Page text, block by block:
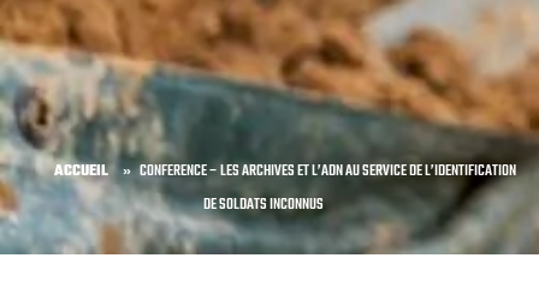
ACCUEIL » CONFERENCE – LES ARCHIVES ET L’ADN AU SERVICE DE L’IDENTIFICATION
DE SOLDATS INCONNUS